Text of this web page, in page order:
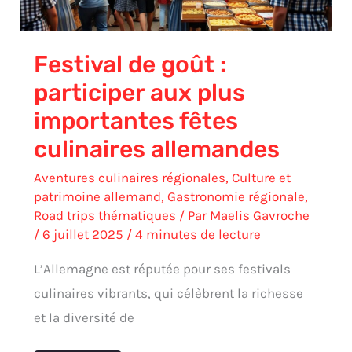
Festival de goût :
participer aux plus
importantes fêtes
culinaires allemandes
Aventures culinaires régionales,Culture et
patrimoine allemand,Gastronomie régionale,
Road trips thématiques / Par Maelis Gavroche
/6 juillet 2025 /4 minutes de lecture
L’Allemagne est réputée pour ses festivals
culinaires vibrants, qui célèbrent la richesse
et la diversité de
culinaires
allemandes